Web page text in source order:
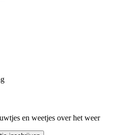
en weetjes over het weer